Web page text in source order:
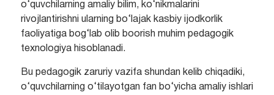
o‘quvchilarning amaliy bilim, ko‘nikmalarini
rivojlantirishni ulаrning bo‘lajak kasbiy ijodkorlik
faoliyatiga bog‘lab olib boorish muhim pedagogik
texnologiya hisoblanadi.
Bu pedagogik zaruriy vazifa shundan kelib chiqadiki,
o‘quvchilarning o‘tilayotgan fan bo‘yicha amaliy ishlari